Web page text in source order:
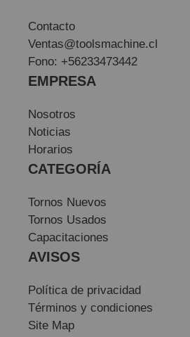
Contacto
Ventas@toolsmachine.cl
Fono: +56233473442
EMPRESA
Nosotros
Noticias
Horarios
CATEGORÍA
Tornos Nuevos
Tornos Usados
Capacitaciones
AVISOS
Política de privacidad
Términos y condiciones
Site Map